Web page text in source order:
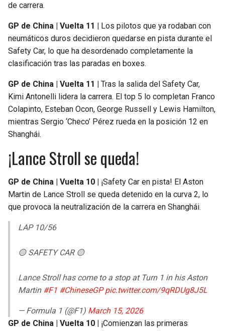
de carrera.
GP de China | Vuelta 11 |
Los pilotos que ya rodaban con
neumáticos duros decidieron quedarse en pista durante el
Safety Car, lo que ha desordenado completamente la
clasificación tras las paradas en boxes.
GP de China | Vuelta 11 |
Tras la salida del Safety Car,
Kimi Antonelli lidera la carrera. El top 5 lo completan Franco
Colapinto, Esteban Ocon, George Russell y Lewis Hamilton,
mientras Sergio ‘Checo’ Pérez rueda en la posición 12 en
Shanghái.
¡Lance Stroll se queda!
GP de China | Vuelta 10 |
¡Safety Car en pista! El Aston
Martin de Lance Stroll se queda detenido en la curva 2, lo
que provoca la neutralización de la carrera en Shanghái.
LAP 10/56
🟡 SAFETY CAR 🟡
Lance Stroll has come to a stop at Turn 1 in his Aston
Martin #F1 #ChineseGP pic.twitter.com/9qRDUg8J5L
— Formula 1 (@F1) March 15, 2026
GP de China | Vuelta 10 |
¡Comienzan las primeras